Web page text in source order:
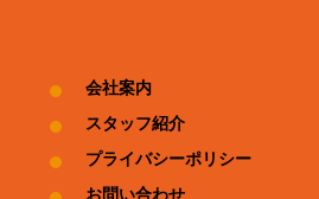
会社案内
スタッフ紹介
プライバシーポリシー
お問い合わせ